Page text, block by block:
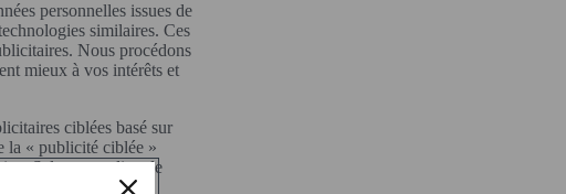
personnelles issues de
similaires. Ces
Nous procédons
mieux à vos intérêts et
ciblées basé sur
la « publicité ciblée »
Selon votre lieu de
Si vous souhaitez